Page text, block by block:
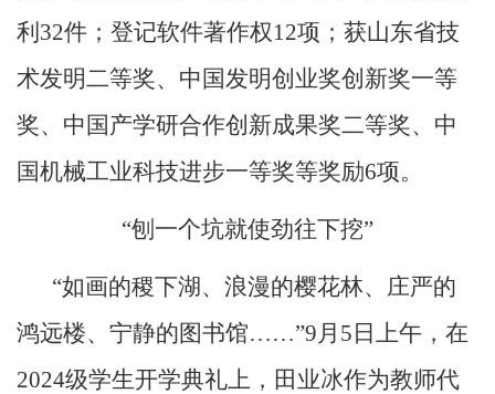
利 32件；登记软件著作权12项；获山东省技
术发明二等奖、中国发明创业奖创新奖一等
奖、中国产学研合作创新成果奖二等奖、中
国机械工业科技进步一等奖等奖励6项。
“刨一个坑就使劲往下挖”
“如画的稷下湖、浪漫的樱花林、庄严的
鸿远楼、宁静的图书馆……”9月 5 日上午，在
2024级学生开学典礼上，田业冰作为教师代